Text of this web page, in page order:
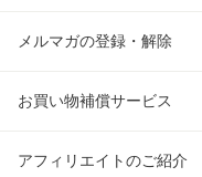
メルマガの登録・解除
お買い物補償サービス
アフィリエイトのご紹介